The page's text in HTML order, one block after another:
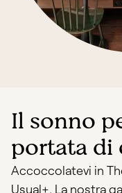
Il sonno
portata di
Accoccolatevi in
Usual+. La nostra